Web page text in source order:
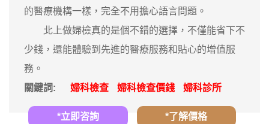
的醫療機構一樣，完全不用擔心語言問題。
北上做婦檢真的是個不錯的選擇，不僅能省下不
少錢，還能體驗到先進的醫療服務和貼心的增值服
務。
關鍵詞:
婦科檢查 婦科檢查價錢 婦科診所
*立即咨詢 *了解價格